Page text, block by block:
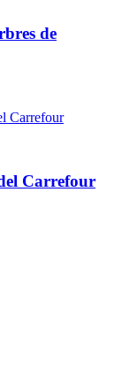
de
Carrefour